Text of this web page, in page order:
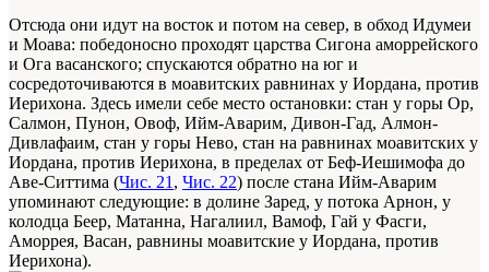
Отсюда они идут на восток и потом на север, в обход Идумеи
и Моава: победоносно проходят царства Сигона аморрейского
и Ога васанского; спускаются обратно на юг и
сосредоточиваются в моавитских равнинах у Иордана, против
Иерихона. Здесь имели себе место остановки: стан у горы Ор,
Салмон, Пунон, Овоф, Ийм-Аварим, Дивон-Гад, Алмон-
Дивлафаим, стан у горы Нево, стан на равнинах моавитских у
Иордана, против Иерихона, в пределах от Беф-Иешимофа до
Аве-Ситтима (Чис. 21 , Чис. 22) после стана Ийм-Аварим
упоминают следующие: в долине Заред, у потока Арнон, у
колодца Беер, Матанна, Нагалиил, Вамоф, Гай у Фасги,
Аморрея, Васан, равнины моавитские у Иордана, против
Иерихона).